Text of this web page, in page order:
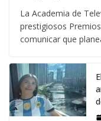
La Academia de
prestigiosos
comunicar que